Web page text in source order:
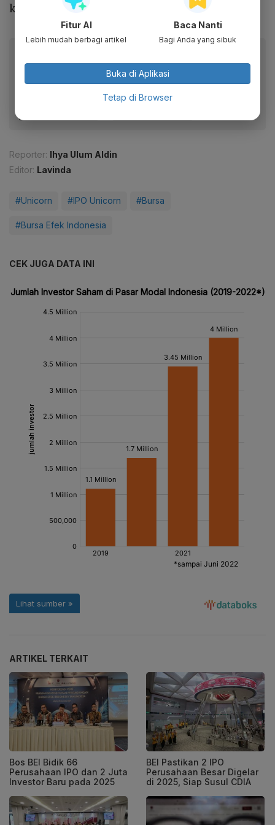
kata Nyoman.
Dapatkan pengalaman membaca lebih nyaman dan nikmati
fitur menarik lainnya lewat aplikasi mobile Katadata.
Reporter: Ihya Ulum Aldin
Editor: Lavinda
#Unicorn #IPO Unicorn #Bursa
#Bursa Efek Indonesia
CEK JUGA DATA INI
ARTIKEL TERKAIT
Bos BEI Bidik 66
Perusahaan IPO dan 2 Juta
Investor Baru pada 2025
BEI Pastikan 2 IPO
Perusahaan Besar Digelar
di 2025, Siap Susul CDIA
Fitur AI
Lebih mudah berbagi artikel
Baca Nanti
Bagi Anda yang sibuk
Buka di Aplikasi
Tetap di Browser